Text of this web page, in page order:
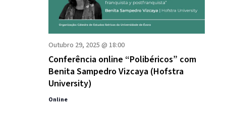
Conferência online “Polibéricos” com
Benita Sampedro Vizcaya (Hofstra
University)
Outubro 29, 2025 @ 18:00
Online